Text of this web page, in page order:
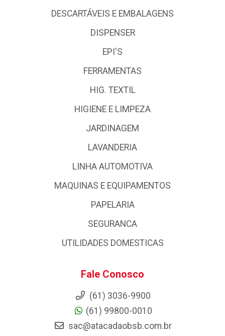
DESCARTÁVEIS E EMBALAGENS
DISPENSER
EPI'S
FERRAMENTAS
HIG. TEXTIL
HIGIENE E LIMPEZA
JARDINAGEM
LAVANDERIA
LINHA AUTOMOTIVA
MAQUINAS E EQUIPAMENTOS
PAPELARIA
SEGURANCA
UTILIDADES DOMESTICAS
Fale Conosco
(61) 3036-9900
(61) 99800-0010
sac@atacadaobsb.com.br